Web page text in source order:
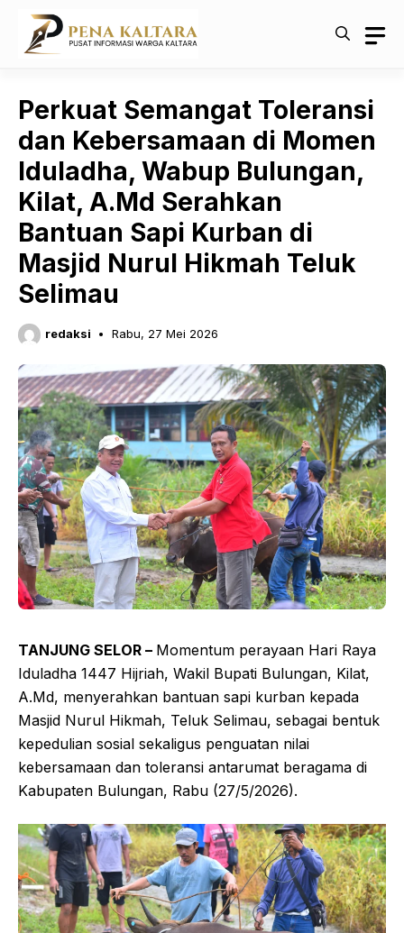
Langsung
Perkuat Semangat Toleransi
dan Kebersamaan di Momen
Iduladha, Wabup Bulungan,
Kilat, A.Md Serahkan
Bantuan Sapi Kurban di
Masjid Nurul Hikmah Teluk
Selimau
redaksi Rabu, 27 Mei 2026
TANJUNG SELOR – Momentum perayaan Hari Raya
Iduladha 1447 Hijriah, Wakil Bupati Bulungan, Kilat,
A.Md, menyerahkan bantuan sapi kurban kepada
Masjid Nurul Hikmah, Teluk Selimau, sebagai bentuk
kepedulian sosial sekaligus penguatan nilai
kebersamaan dan toleransi antarumat beragama di
Kabupaten Bulungan, Rabu (27/5/2026).